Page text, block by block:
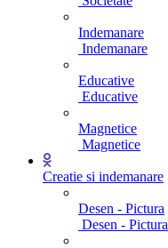
Indemanare
Indemanare
Educative
Educative
Magnetice
Magnetice
Creatie si indemanare
Desen - Pictura
Desen - Pictura